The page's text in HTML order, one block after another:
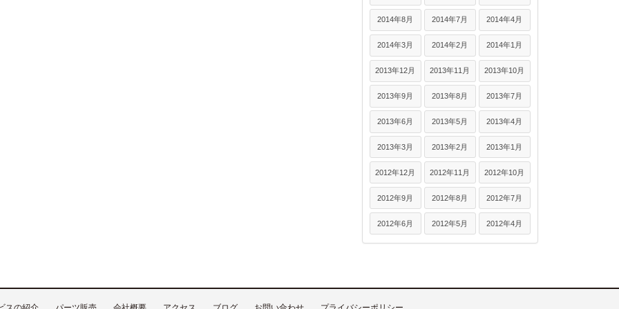
2014年8月 2014年7月 2014年4月
2014年3月 2014年2月 2014年1月
2013年12月 2013年11月 2013年10月
2013年9月 2013年8月 2013年7月
2013年6月 2013年5月 2013年4月
2013年3月 2013年2月 2013年1月
2012年12月 2012年11月 2012年10月
2012年9月 2012年8月 2012年7月
2012年6月 2012年5月 2012年4月